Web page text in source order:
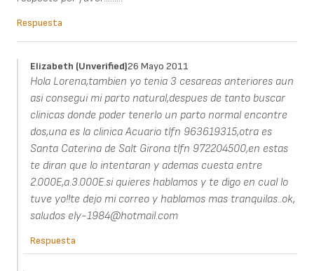
Respuesta
Elizabeth (unverified)26 Mayo 2011
Hola Lorena,tambien yo tenia 3 cesareas anteriores aun
asi consegui mi parto natural,despues de tanto buscar
clinicas donde poder tenerlo un parto normal encontre
dos,una es la clinica Acuario tlfn 963619315,otra es
Santa Caterina de Salt Girona tlfn 972204500,en estas
te diran que lo intentaran y ademas cuesta entre
2.000E,a.3.000E.si quieres hablamos y te digo en cual lo
tuve yo!!te dejo mi correo y hablamos mas tranquilas..ok,
saludos ely-1984@hotmail.com
Respuesta